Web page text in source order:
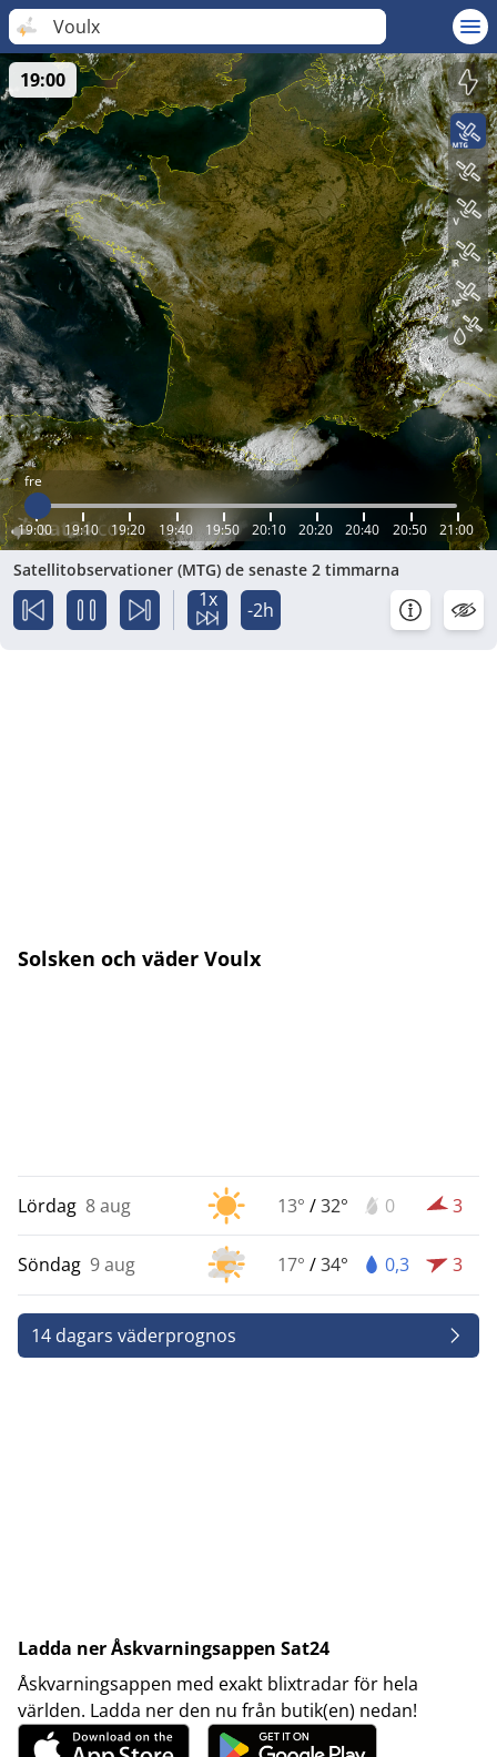
Voulx
fre
19:00 19:10 19:20 19:40 19:50 20:10 20:20 20:40 20:50 21:00
19:00
Satellitobservationer (MTG) de senaste 2 timmarna
1x -2h
Solsken och väder Voulx
Lördag 8 aug 13° /32° 0 3
Söndag 9 aug 17° /34° 0,3 3
14 dagars väderprognos
Ladda ner Åskvarningsappen Sat24
Åskvarningsappen med exakt blixtradar för hela
världen. Ladda ner den nu från butik(en) nedan!